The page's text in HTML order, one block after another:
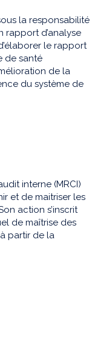
la responsabilité
rapport d’analyse
le rapport
de santé
de la
du système de
interne (MRCI)
et de maitriser les
action s’inscrit
de maîtrise des
partir de la